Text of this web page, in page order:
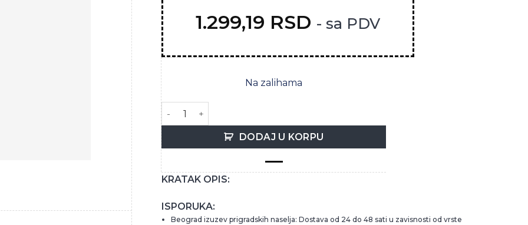
1.299,19 RSD - sa PDV
Na zalihama
MARTINI PROSECCO 0.75L količina
DODAJ U KORPU
KRATAK OPIS:
ISPORUKA:
Beograd izuzev prigradskih naselja: Dostava od 24 do 48 sati u zavisnosti od vrste